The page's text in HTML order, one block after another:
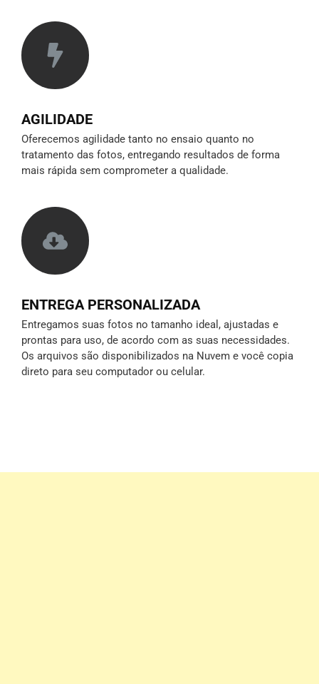
AGILIDADE
Oferecemos agilidade tanto no ensaio quanto no
tratamento das fotos, entregando resultados de forma
mais rápida sem comprometer a qualidade.
ENTREGA PERSONALIZADA
Entregamos suas fotos no tamanho ideal, ajustadas e
prontas para uso, de acordo com as suas necessidades.
Os arquivos são disponibilizados na Nuvem e você copia
direto para seu computador ou celular.